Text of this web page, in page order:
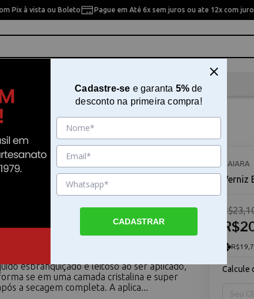
Pix à vista ou Boleto Pague em Até 6x sem juros ou ate 12x com
Pintura Artesanal Scrapbook
80ml
profissional com o Verniz Brilhomax 80ml
80ml da marca Daiara é a escolha
esbranquiçado e leitoso ao ser aplicado,
se em uma camada cristalina e super
a secagem completa. A aplica...
DAIARA
Calcule
Cadastre-se e garanta 5%de
desconto na primeira compra!
CADASTRAR